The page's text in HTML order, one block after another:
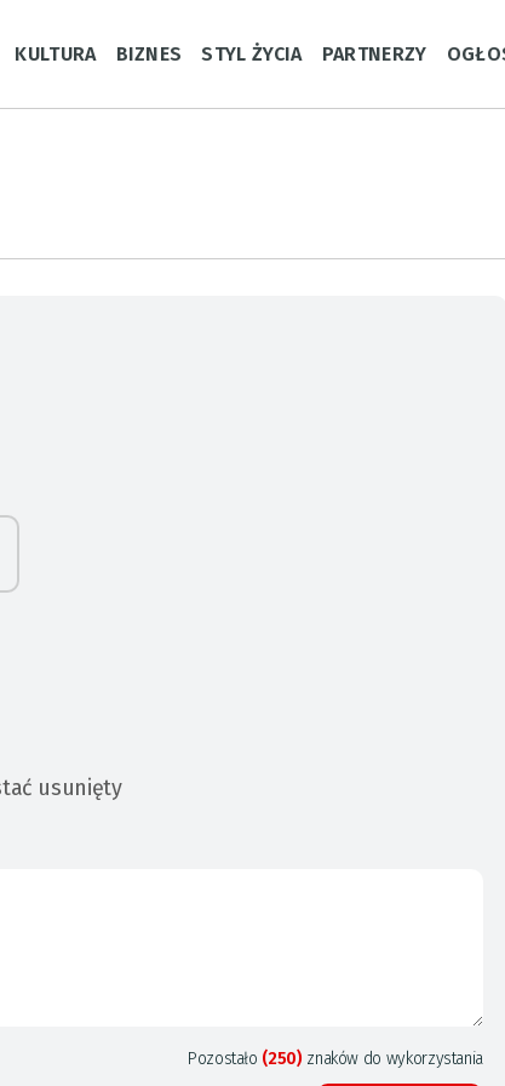
KULTURA BIZNES STYL ŻYCIA PARTNERZY
usunięty
Pozostało (250) znaków do wykorzystania